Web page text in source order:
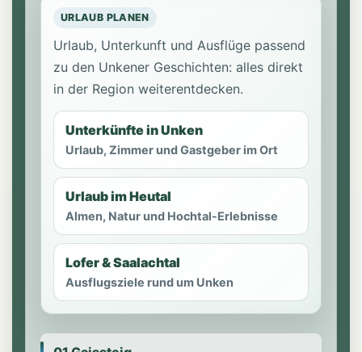
URLAUB PLANEN
Urlaub, Unterkunft und Ausflüge passend
zu den Unkener Geschichten: alles direkt
in der Region weiterentdecken.
Unterkünfte in Unken
Urlaub, Zimmer und Gastgeber im Ort
Urlaub im Heutal
Almen, Natur und Hochtal-Erlebnisse
Lofer & Saalachtal
Ausflugsziele rund um Unken